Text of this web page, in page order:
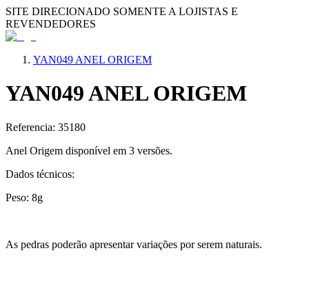
SITE DIRECIONADO SOMENTE A LOJISTAS E
REVENDEDORES
YAN049 ANEL ORIGEM
YAN049 ANEL ORIGEM
Referencia: 35180
Anel Origem disponível em 3 versões.
Dados técnicos:
Peso: 8g
As pedras poderão apresentar variações por serem naturais.